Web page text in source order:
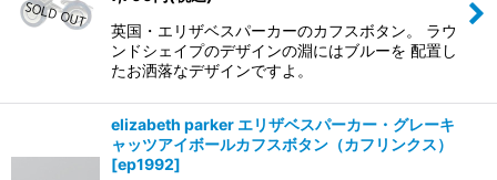
英国・エリザベスパーカーのカフスボタン。 ラウ
ンドシェイプのデザインの淵にはブルーを 配置し
たお洒落なデザインですよ。
elizabeth parker エリザベスパーカー・グレーキ
ャッツアイボールカフスボタン（カフリンクス）
[ep1992]